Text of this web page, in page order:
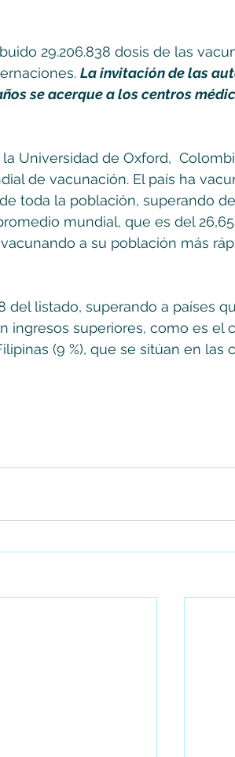
29.206.838 dosis de las
La invitación de las
se acerque a los centros
Universidad de Oxford,
de vacunación. El país ha
toda la población, superando
mundial, que es del 26,65
a su población más
del listado, superando a países
superiores, como es el
(9 %), que se sitúan en las